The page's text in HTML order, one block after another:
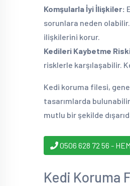
Komşularla İyi İlişkiler:
sorunlara neden
ilişkilerini korur.
Kedileri Kaybetme
risklerle karşılaşabilir.
Kedi koruma filesi,
tasarımlarda
mutlu bir şekilde
0506 628 72 56 -
Kedi Koruma